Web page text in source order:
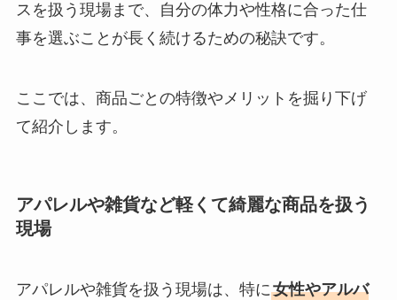
スを扱う現場まで、自分の体力や性格に合った仕
事を選ぶことが長く続けるための秘訣です。
ここでは、商品ごとの特徴やメリットを掘り下げ
て紹介します。
アパレルや雑貨など軽くて綺麗な商品を扱う
現場
アパレルや雑貨を扱う現場は、特に女性やアルバ